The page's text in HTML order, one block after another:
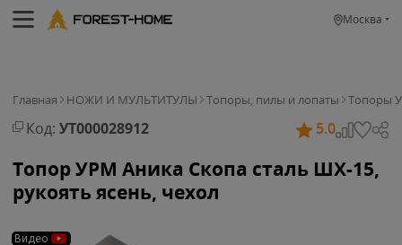
Москва
Главная НОЖИ И МУЛЬТИТУЛЫ Топоры, пилы и лопаты Топоры
Код: УТ000028912 5.0
Топор УРМ Аника Скопа сталь ШХ-15,
рукоять ясень, чехол
Видео